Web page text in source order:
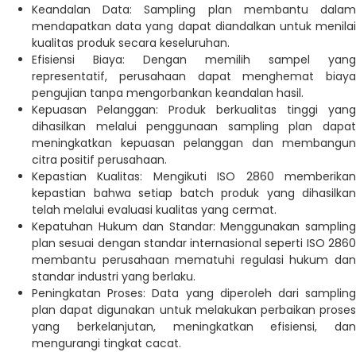
Keandalan Data: Sampling plan membantu dalam
mendapatkan data yang dapat diandalkan untuk menilai
kualitas produk secara keseluruhan.
Efisiensi Biaya: Dengan memilih sampel yang
representatif, perusahaan dapat menghemat biaya
pengujian tanpa mengorbankan keandalan hasil.
Kepuasan Pelanggan: Produk berkualitas tinggi yang
dihasilkan melalui penggunaan sampling plan dapat
meningkatkan kepuasan pelanggan dan membangun
citra positif perusahaan.
Kepastian Kualitas: Mengikuti ISO 2860 memberikan
kepastian bahwa setiap batch produk yang dihasilkan
telah melalui evaluasi kualitas yang cermat.
Kepatuhan Hukum dan Standar: Menggunakan sampling
plan sesuai dengan standar internasional seperti ISO 2860
membantu perusahaan mematuhi regulasi hukum dan
standar industri yang berlaku.
Peningkatan Proses: Data yang diperoleh dari sampling
plan dapat digunakan untuk melakukan perbaikan proses
yang berkelanjutan, meningkatkan efisiensi, dan
mengurangi tingkat cacat.